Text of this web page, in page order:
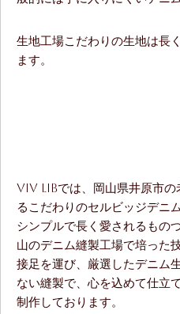
生地工場こだわりの生地は長
ます。
ViV LiBでは、岡山県井原市
るこだわりのセルビッジデニ
シンプルで長く愛されるもの
山のデニム縫製工場で培った
接足を運び、厳選したデニム
ない縫製で、心を込めて仕立
制作しております。